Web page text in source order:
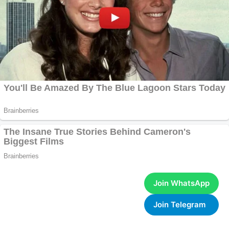
Join WhatsApp
Join Telegram